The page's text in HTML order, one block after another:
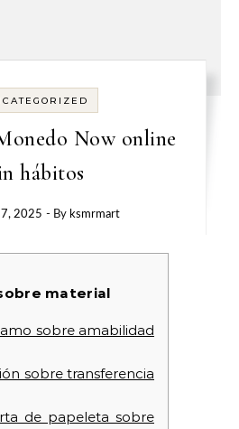
Now online
hábitos
7, 2025 - By ksmrmart
material
sobre amabilidad
sobre transferencia
de papeleta sobre